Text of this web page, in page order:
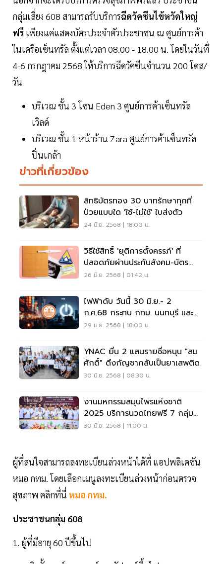
กลุ่มเสี่ยง 608 สามารถรับบริการฉีดวัคซีนไข้หวัดใหญ่
ฟรี เพียงแค่แสดงบัตรประจำตัวประชาชน ณ ศูนย์การค้า
ในเครือเซ็นทรัล ตั้งแต่เวลา 08.00 - 18.00 น. โดยในวันที่
4-6 กรกฎาคม 2568 ให้บริการฉีดวัคซีนจำนวน 200 โดส/
วัน
บริเวณ ชั้น 3 โซน Eden 3 ศูนย์การค้าเซ็นทรัล
เวิลด์
บริเวณ ชั้น 1 หน้าร้าน Zara ศูนย์การค้าเซ็นทรัล
ปิ่นเกล้า
ข่าวที่เกี่ยวข้อง
สิทธิบัตรทอง 30 บาทรักษาทุกที่
ป่วยแบบใด 'ใช้-ไม่ใช้' ใบส่งตัว
24 มิ.ย. 2568 | 18:00 น.
วิธีใช้สิทธิ์ 'ยุติการตั้งครรภ์' ที่
ปลอดภัยผ่านประกันสังคม-บัตร
ทอง
26 มิ.ย. 2568 | 01:42 น.
ไฟฟ้าดับ วันนี้ 30 มิ.ย.- 2
ก.ค.68 กระทบ กทม. นนทบุรี และ
สมุทรปราการ
29 มิ.ย. 2568 | 18:00 น.
YNAC ยื่น 2 แสนรายชื่อหนุน "สม
ศักดิ์" ดึงกัญชากลับเป็นยาเสพติด
30 มิ.ย. 2568 | 08:30 น.
งานมหกรรมสมุนไพรแห่งชาติ
2025 บริการนวดไทยฟรี 7 กลุ่ม
อาการ
30 มิ.ย. 2568 | 11:00 น.
ผู้ที่สนใจสามารถลงทะเบียนล่วงหน้าได้ที่ แอปพลิเคชัน
หมอ กทม. โดยเลือกเมนูลงทะเบียนล่วงหน้าก่อนตรวจ
สุขภาพ คลิกที่นี่ หมอ กทม.
ประชาชนกลุ่ม 608
1. ผู้ที่มีอายุ 60 ปีขึ้นไป